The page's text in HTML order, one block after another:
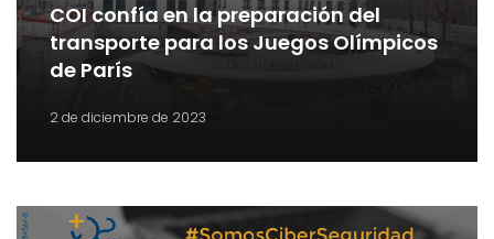
COI confía en la preparación del
transporte para los Juegos Olímpicos
de París
2 de diciembre de 2023